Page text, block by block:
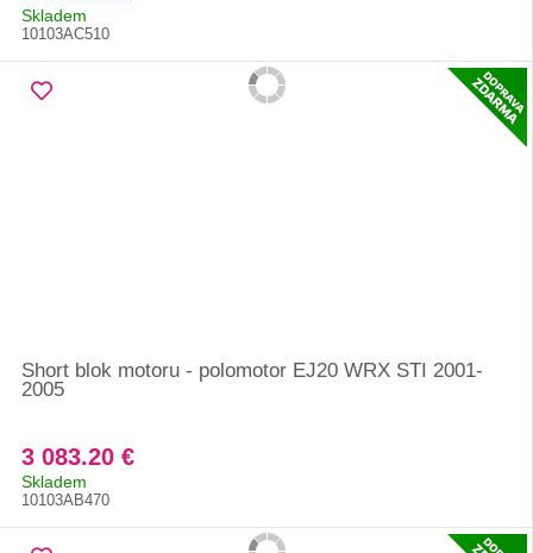
Skladem
10103AC510
Short blok motoru - polomotor EJ20 WRX STI 2001-
2005
3 083.20 €
Skladem
10103AB470